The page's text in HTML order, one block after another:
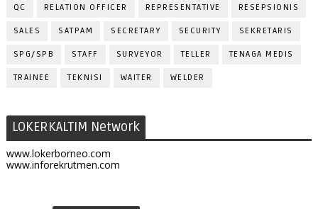
QC RELATION OFFICER REPRESENTATIVE RESEPSIONIS
SALES SATPAM SECRETARY SECURITY SEKRETARIS
SPG/SPB STAFF SURVEYOR TELLER TENAGA MEDIS
TRAINEE TEKNISI WAITER WELDER
LOKERKALTIM Network
www.lokerborneo.com
www.inforekrutmen.com